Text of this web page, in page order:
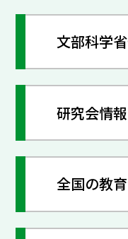
文部科学
研究会情報
全国の教